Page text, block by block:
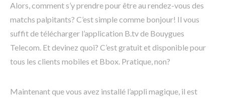
Alors, comment s’y prendre pour être au rendez-vous des
matchs palpitants? C’est simple comme bonjour! Il vous
suffit de télécharger l’application B.tv de Bouygues
Telecom. Et devinez quoi? C’est gratuit et disponible pour
tous les clients mobiles et Bbox. Pratique, non?
Maintenant que vous avez installé l’appli magique, il est